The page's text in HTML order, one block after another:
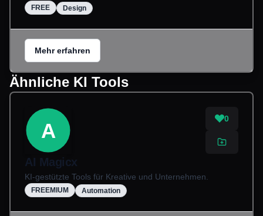
FREE Design
Mehr erfahren
Ähnliche KI Tools
A
0
AI Magicx
KI-gestützte Tools für Kreative und Unternehmen.
FREEMIUM Automation